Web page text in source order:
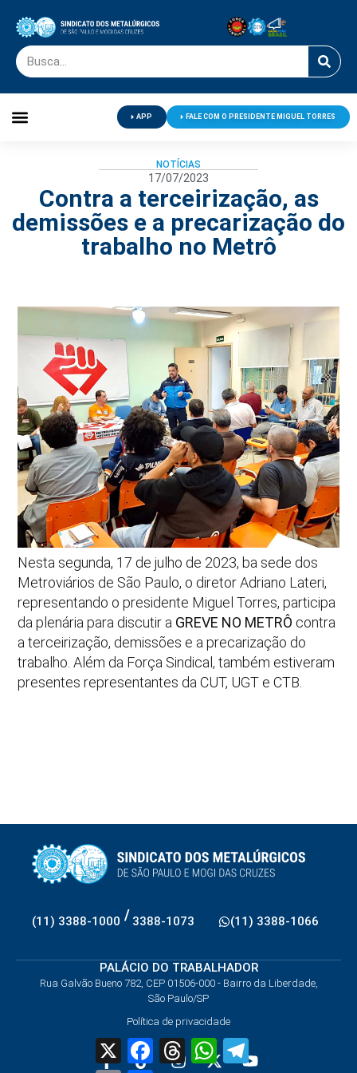
APP FALE COM O PRESIDENTE MIGUEL TORRES
NOTÍCIAS
17/07/2023
Contra a terceirização, as
demissões e a precarização do
trabalho no Metrô
Nesta segunda, 17 de julho de 2023, ba sede dos
Metroviários de São Paulo, o diretor Adriano Lateri,
representando o presidente Miguel Torres, participa
da plenária para discutir a GREVE NO METRÔ contra
a terceirização, demissões e a precarização do
trabalho. Além da Força Sindical, também estiveram
presentes representantes da CUT, UGT e CTB.
(11) 3388-1000 / 3388-1073 (11) 3388-1066
PALÁCIO DO TRABALHADOR
Rua Galvão Bueno 782, CEP 01506-000 - Bairro da Liberdade,
São Paulo/SP
Política de privacidade
X FacebookThreadsWhatsApp